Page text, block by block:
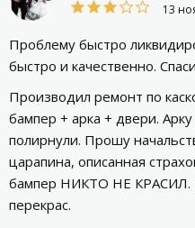
13
Проблему быстро
быстро и качественно.
Производил ремонт по
бампер + арка + двери.
полирнули. Прошу
царапина, описанная
бампер НИКТО НЕ КРАСИЛ.
перекрас.